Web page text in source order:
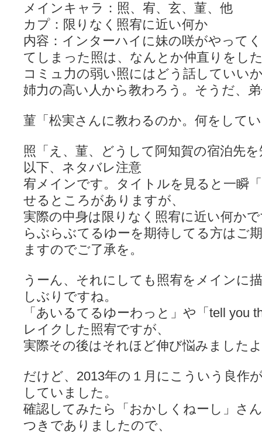
メインキャラ：照、宥、玄、菫、他
カプ：限りなく照宥に近い何か
内容：インターハイに妹の咲がやって
てしまった照は、なんとか仲直りをし
コミュ力の弱い照にはどう話していい
姉力の高い人から教わろう。そうだ、
菫「松実さんに教わるのか。何をして
照「え、菫、どうして阿知賀の宿泊先
以下、ネタバレ注意
宥メインです。タイトルを見ると一瞬
せるところがありますが、
実際の中身は限りなく照宥に近い何か
らぶらぶてるゆーを期待してる方はご
ますのでご了承を。
うーん、それにしても照宥をメインに
しぶりですね。
「あいるてるゆーわっと」や「tell you
レイクした照宥ですが、
実際その後はそれほど伸び悩みました
だけど、2013年の１月にこういう良作
していました。
確認してみたら「おかしくねーし」さ
つきでありましたので、